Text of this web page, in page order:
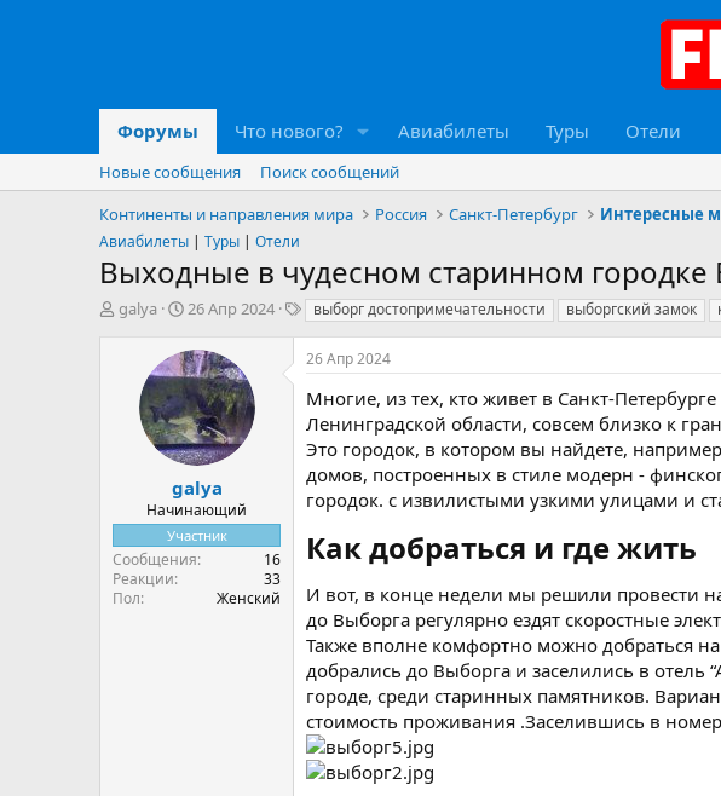
Форумы Что нового? Авиабилеты Туры Отели
Новые сообщения
Поиск сообщений
Континенты и направления мира
Россия Санкт-Петербург Интересные
Авиабилеты | Туры | Отели
Выходные в чудесном старинном городке
А
galya
Д
т
а
н
а
ч
а
л
а
26 Апр 2024
Т
г
и
выборг достопримечательности выборгский замок
galya
Начинающий
Участник
Сообщения
16
Реакции
33
Пол
Женский
26 Апр 2024
Многие, из тех, кто живет в Санкт-
Ленинградской области, совсем близко к
Это городок, в котором вы найдете,
домов, построенных в стиле модерн -
городок. с извилистыми узкими улицами и
Как добраться и где жить
И вот, в конце недели мы решили провести
до Выборга регулярно ездят скоростные
Также вполне комфортно можно добраться
добрались до Выборга и заселились в отель
городе, среди старинных памятников.
стоимость проживания .Заселившись в